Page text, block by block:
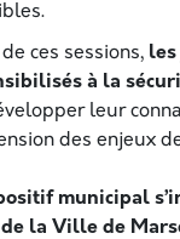
ces sessions, les
à la
leur
des enjeux
municipal
la Ville de